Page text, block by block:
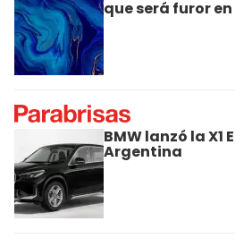
que será furor
BMW lanzó la X1
Argentina